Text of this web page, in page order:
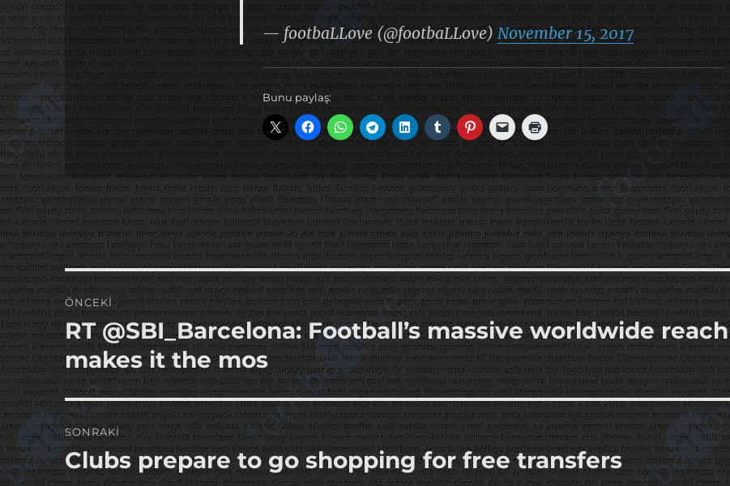
— footbaLLove (@footbaLLove) November 15, 2017
Bunu paylaş:
Yazı
gezinmesi
ÖNCEKI
Önceki
yazı:
RT @SBI_Barcelona: Football’s massive worldwide reach
makes it the mos
SONRAKI
Sonraki
yazı:
Clubs prepare to go shopping for free transfers